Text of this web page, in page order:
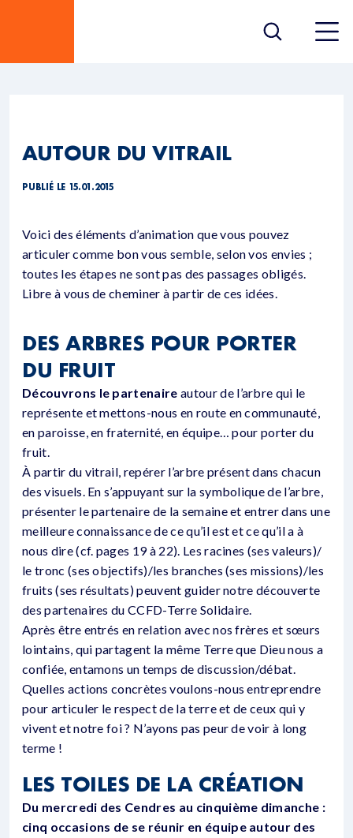
AUTOUR DU VITRAIL
PUBLIÉ LE 15.01.2015
Voici des éléments d’animation que vous pouvez
articuler comme bon vous semble, selon vos envies ;
toutes les étapes ne sont pas des passages obligés.
Libre à vous de cheminer à partir de ces idées.
DES ARBRES POUR PORTER
DU FRUIT
Découvrons le partenaire autour de l’arbre qui le
représente et mettons-nous en route en communauté,
en paroisse, en fraternité, en équipe… pour porter du
fruit.
À partir du vitrail, repérer l’arbre présent dans chacun
des visuels. En s’appuyant sur la symbolique de l’arbre,
présenter le partenaire de la semaine et entrer dans une
meilleure connaissance de ce qu’il est et ce qu’il a à
nous dire (cf. pages 19 à 22). Les racines (ses valeurs)/
le tronc (ses objectifs)/les branches (ses missions)/les
fruits (ses résultats) peuvent guider notre découverte
des partenaires du CCFD-Terre Solidaire.
Après être entrés en relation avec nos frères et sœurs
lointains, qui partagent la même Terre que Dieu nous a
confiée, entamons un temps de discussion/débat.
Quelles actions concrètes voulons-nous entreprendre
pour articuler le respect de la terre et de ceux qui y
vivent et notre foi ? N’ayons pas peur de voir à long
terme !
LES TOILES DE LA CRÉATION
Du mercredi des Cendres au cinquième dimanche :
cinq occasions de se réunir en équipe autour des